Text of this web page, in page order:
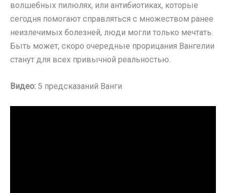
волшебных пилюлях, или антибиотиках, которые
сегодня помогают справляться с множеством ранее
неизлечимых болезней, люди могли только мечтать.
Быть может, скоро очередные прорицания Вангелии
станут для всех привычной реальностью.
Видео: 5 предсказаний Ванги